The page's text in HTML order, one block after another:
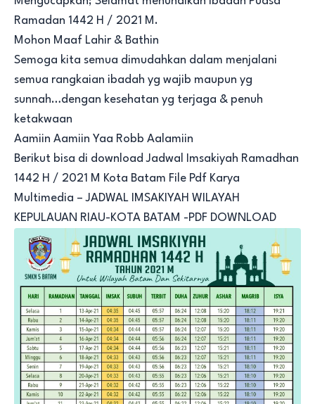
Ramadan 1442 H / 2021 M.
Mohon Maaf Lahir & Bathin
Semoga kita semua dimudahkan dalam menjalani
semua rangkaian ibadah yg wajib maupun yg
sunnah…dengan kesehatan yg terjaga & penuh
ketakwaan
Aamiin Aamiin Yaa Robb Aalamiin
Berikut bisa di download Jadwal Imsakiyah Ramadhan
1442 H / 2021 M Kota Batam File Pdf Karya
Multimedia –JADWAL IMSAKIYAH WILAYAH
KEPULAUAN RIAU-KOTA BATAM -PDF DOWNLOAD